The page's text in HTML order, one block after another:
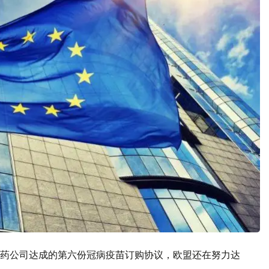
公司达成的第六份冠病疫苗订购协议，欧盟还在努力达